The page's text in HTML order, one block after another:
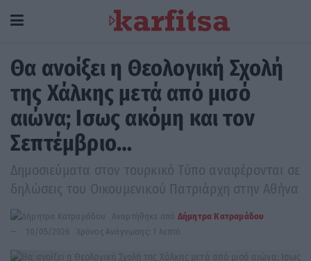
Θα ανοίξει η Θεολογική Σχολή
της Χάλκης μετά από μισό
αιώνα; Ισως ακόμη και τον
Σεπτέμβριο…
Δημοσιεύματα στον τουρκικό Τύπο αναφέρονται σε
δηλώσεις του Οικουμενικού Πατριάρχη στην Αθήνα
Αναρτήθηκε από Δήμητρα Κατραμάδου
10/05/2026
Χρόνος Ανάγνωσης: 1 λεπτό